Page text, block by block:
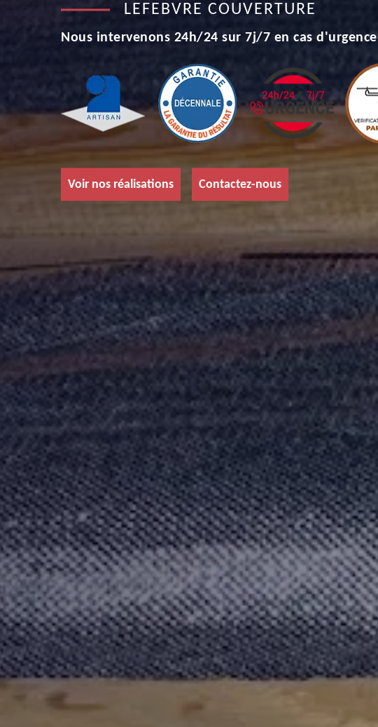
LEFEBVRE COUVERTURE
Nous intervenons 24h/24 sur 7j/7 en cas d'urgence
Voir nos réalisations Contactez-nous